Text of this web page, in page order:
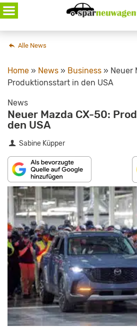
Skip
to
content
Alle News
Home » News » Business » Neuer
Produktionsstart in den USA
News
Neuer Mazda CX-50:
den USA
Sabine Küpper